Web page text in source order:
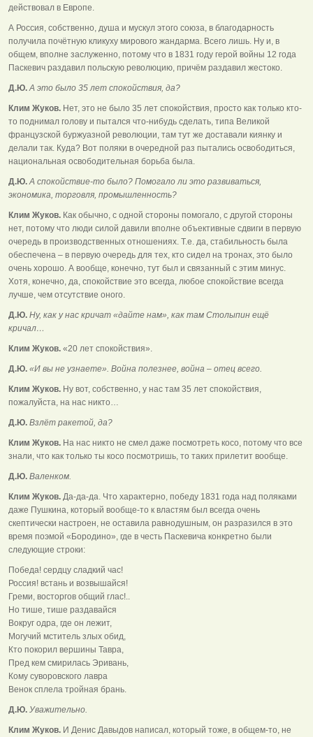
действовал в Европе.
А Россия, собственно, душа и мускул этого союза, в благодарность
получила почётную кликуху мирового жандарма. Всего лишь. Ну и, в
общем, вполне заслуженно, потому что в 1831 году герой войны 12 года
Паскевич раздавил польскую революцию, причём раздавил жестоко.
Д.Ю.А это было 35 лет спокойствия, да?
Клим Жуков. Нет, это не было 35 лет спокойствия, просто как только кто-
то поднимал голову и пытался что-нибудь сделать, типа Великой
французской буржуазной революции, там тут же доставали киянку и
делали так. Куда? Вот поляки в очередной раз пытались освободиться,
национальная освободительная борьба была.
Д.Ю.А спокойствие-то было? Помогало ли это развиваться,
экономика, торговля, промышленность?
Клим Жуков. Как обычно, с одной стороны помогало, с другой стороны
нет, потому что люди силой давили вполне объективные сдвиги в первую
очередь в производственных отношениях. Т.е. да, стабильность была
обеспечена – в первую очередь для тех, кто сидел на тронах, это было
очень хорошо. А вообще, конечно, тут был и связанный с этим минус.
Хотя, конечно, да, спокойствие это всегда, любое спокойствие всегда
лучше, чем отсутствие оного.
Д.Ю. Ну, как у нас кричат «дайте нам», как там Столыпин ещё
кричал…
Клим Жуков. «20 лет спокойствия».
Д.Ю. «И вы не узнаете». Война полезнее, война – отец всего.
Клим Жуков. Ну вот, собственно, у нас там 35 лет спокойствия,
пожалуйста, на нас никто…
Д.Ю. Взлёт ракетой, да?
Клим Жуков. На нас никто не смел даже посмотреть косо, потому что все
знали, что как только ты косо посмотришь, то таких прилетит вообще.
Д.Ю. Валенком.
Клим Жуков. Да-да-да. Что характерно, победу 1831 года над поляками
даже Пушкина, который вообще-то к властям был всегда очень
скептически настроен, не оставила равнодушным, он разразился в это
время поэмой «Бородино», где в честь Паскевича конкретно были
следующие строки:
Победа! сердцу сладкий час!
Россия! встань и возвышайся!
Греми, восторгов общий глас!..
Но тише, тише раздавайся
Вокруг одра, где он лежит,
Могучий мститель злых обид,
Кто покорил вершины Тавра,
Пред кем смирилась Эривань,
Кому суворовского лавра
Венок сплела тройная брань.
Д.Ю. Уважительно.
Клим Жуков. И Денис Давыдов написал, который тоже, в общем-то, не